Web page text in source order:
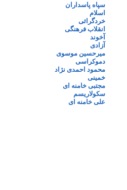
سپاه پاسداران
اسلام
خردگرائی
انقلاب فرهنگی
آخوند
آزادی
میرحسین موسوی
دموکراسی
محمود احمدی نژاد
خمینی
مجتبی خامنه ای
سکولاریسم
علی خامنه ای